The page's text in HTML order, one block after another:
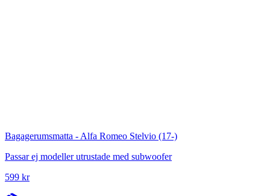
Bagagerumsmatta - Alfa Romeo Stelvio (17-)
Passar ej modeller utrustade med subwoofer
599 kr